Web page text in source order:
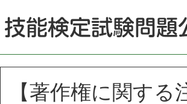
【著作権に関する